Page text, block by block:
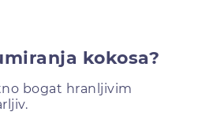
kokosa?
bogat hranljivim